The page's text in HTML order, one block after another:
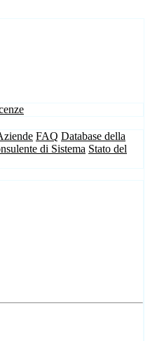
FAQ Database della
di Sistema Stato del